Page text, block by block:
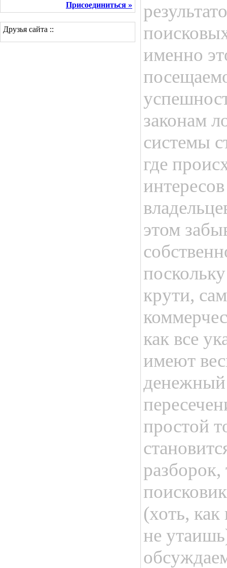
Присоединиться »
Друзья сайта ::
именно
законам
системы
где
этом
крути,
как все
имеют
денежный
простой
(хоть,
не